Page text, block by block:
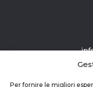
Per fornire le migliori